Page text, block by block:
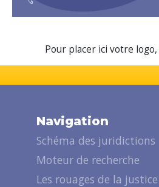
Pour placer ici votre logo,
Navigation
Schéma des juridictions
Moteur de recherche
Les rouages de la justice